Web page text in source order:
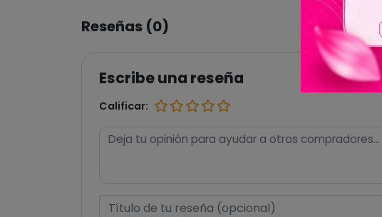
Reseñas (0)
Escribe una reseña
Calificar: